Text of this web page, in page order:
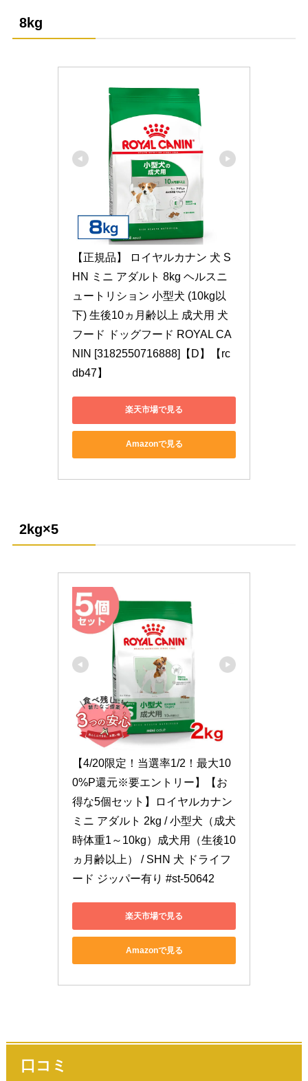
8kg
【正規品】 ロイヤルカナン 犬 S
HN ミニ アダルト 8kg ヘルスニ
ュートリション 小型犬 (10kg以
下) 生後10ヵ月齢以上 成犬用 犬
フード ドッグフード ROYAL CA
NIN [3182550716888]【D】【rc
db47】
楽天市場で見る
Amazonで見る
2kg×5
【4/20限定！当選率1/2！最大10
0%P還元※要エントリー】【お
得な5個セット】ロイヤルカナン
ミニ アダルト 2kg / 小型犬（成犬
時体重1～10kg）成犬用（生後10
ヵ月齢以上） / SHN 犬 ドライフ
ード ジッパー有り #st-50642
楽天市場で見る
Amazonで見る
口コミ